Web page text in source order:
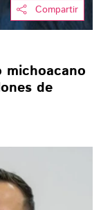
Compartir
michoacano
de